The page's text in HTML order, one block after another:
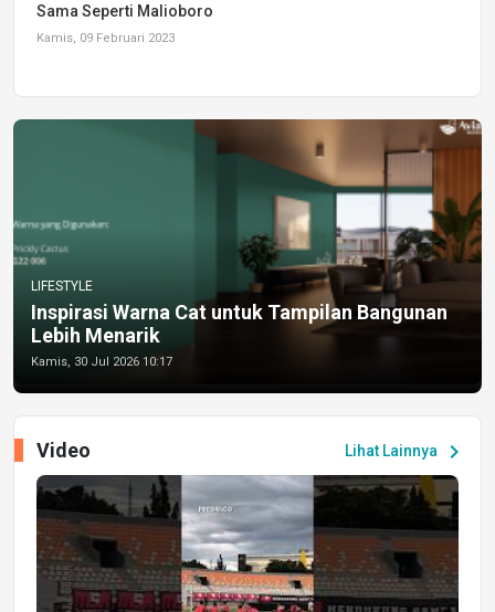
Sama Seperti Malioboro
Kamis, 09 Februari 2023
LIFESTYLE
Inspirasi Warna Cat untuk Tampilan Bangunan
Lebih Menarik
Kamis, 30 Jul 2026 10:17
Lihat Lainnya chevron_right
Video